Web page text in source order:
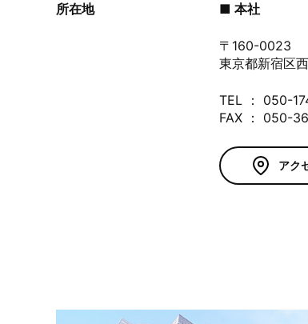
所在地 ■ 本社
〒160-0023
東京都新宿区
TEL ： 050-
FAX ： 050-
アク